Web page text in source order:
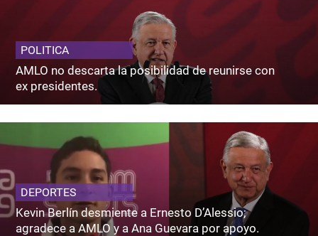
POLITICA
AMLO no descarta la posibilidad de reunirse con
ex presidentes.
DEPORTES
Kevin Berlín desmiente a Ernesto D’Alessio;
agradece a AMLO y a Ana Guevara por apoyo.